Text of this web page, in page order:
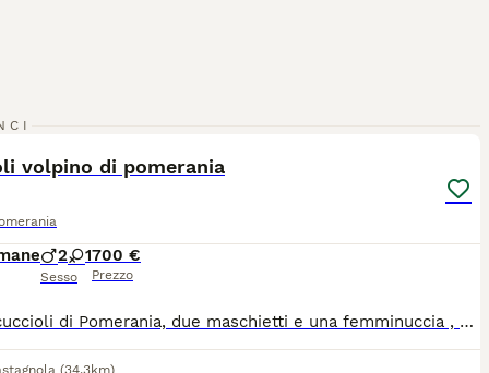
volpino di pomerania
2 1
Sesso
700 €
Prezzo
Vendo cuccioli di Pomerania, due maschietti e una femminuccia , disponibili dal 1 luglio con ~libretto sanitario ~sverminazione effettuata ~vaccinazione ~microchip Il prezzo si può concordare in privato
(34.3km)